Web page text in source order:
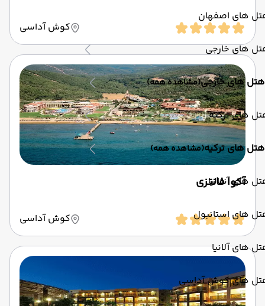
های اصفهان
های خارجی
هتل های خارجی(مشاهده همه)
های ترکیه
هتل های ترکیه(مشاهده همه)
های آنتالیا
های استانبول
های آلانیا
های کوش آداسی
کوش آداسی
آکوا فانتزی
کوش آداسی